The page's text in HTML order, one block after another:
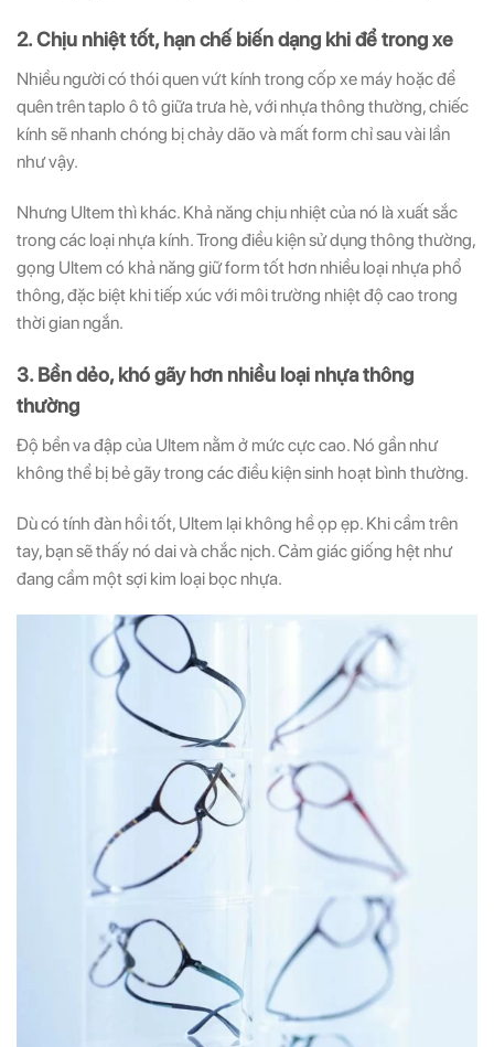
2. Chịu nhiệt tốt, hạn chế biến dạng khi để trong xe
Nhiều người có thói quen vứt kính trong cốp xe máy hoặc để
quên trên taplo ô tô giữa trưa hè, với nhựa thông thường, chiếc
kính sẽ nhanh chóng bị chảy dão và mất form chỉ sau vài lần
như vậy.
Nhưng Ultem thì khác. Khả năng chịu nhiệt của nó là xuất sắc
trong các loại nhựa kính. Trong điều kiện sử dụng thông thường,
gọng Ultem có khả năng giữ form tốt hơn nhiều loại nhựa phổ
thông, đặc biệt khi tiếp xúc với môi trường nhiệt độ cao trong
thời gian ngắn.
3. Bền dẻo, khó gãy hơn nhiều loại nhựa thông
thường
Độ bền va đập của Ultem nằm ở mức cực cao. Nó gần như
không thể bị bẻ gãy trong các điều kiện sinh hoạt bình thường.
Dù có tính đàn hồi tốt, Ultem lại không hề ọp ẹp. Khi cầm trên
tay, bạn sẽ thấy nó dai và chắc nịch. Cảm giác giống hệt như
đang cầm một sợi kim loại bọc nhựa.